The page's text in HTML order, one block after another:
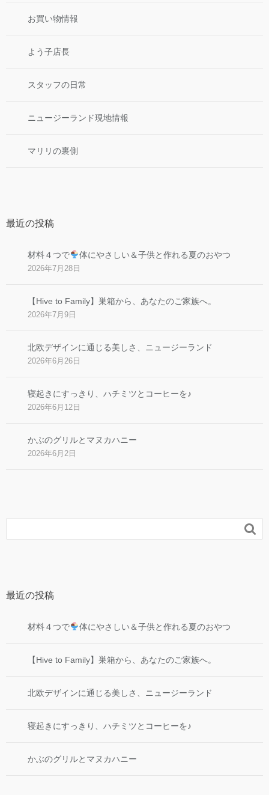
お買い物情報
よう子店長
スタッフの日常
ニュージーランド現地情報
マリリの裏側
最近の投稿
材料４つで 体にやさしい＆子供と作れる夏のおやつ
2026年7月28日
【Hive to Family】巣箱から、あなたのご家族へ。
2026年7月9日
北欧デザインに通じる美しさ、ニュージーランド
2026年6月26日
寝起きにすっきり、ハチミツとコーヒーを♪
2026年6月12日
かぶのグリルとマヌカハニー
2026年6月2日

最近の投稿
材料４つで 体にやさしい＆子供と作れる夏のおやつ
【Hive to Family】巣箱から、あなたのご家族へ。
北欧デザインに通じる美しさ、ニュージーランド
寝起きにすっきり、ハチミツとコーヒーを♪
かぶのグリルとマヌカハニー